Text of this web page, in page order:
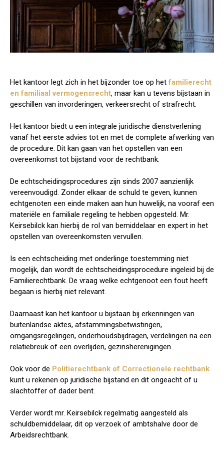
Het kantoor legt zich in het bijzonder toe op hetfamilierecht
en familiaal vermogensrecht, maar kan u tevens bijstaan in
geschillen van invorderingen, verkeersrecht of strafrecht.
Het kantoor biedt u een integrale juridische dienstverlening
vanaf het eerste advies tot en met de complete afwerking van
de procedure. Dit kan gaan van het opstellen van een
overeenkomst tot bijstand voor de rechtbank.
De echtscheidingsprocedures zijn sinds 2007 aanzienlijk
vereenvoudigd. Zonder elkaar de schuld te geven, kunnen
echtgenoten een einde maken aan hun huwelijk, na vooraf een
materiële en familiale regeling te hebben opgesteld. Mr.
Keirsebilck kan hierbij de rol van bemiddelaar en expert in het
opstellen van overeenkomsten vervullen.
Is een echtscheiding met onderlinge toestemming niet
mogelijk, dan wordt de echtscheidingsprocedure ingeleid bij de
Familierechtbank. De vraag welke echtgenoot een fout heeft
begaan is hierbij niet relevant.
Daarnaast kan het kantoor u bijstaan bij erkenningen van
buitenlandse aktes, afstammingsbetwistingen,
omgangsregelingen, onderhoudsbijdragen, verdelingen na een
relatiebreuk of een overlijden, gezinsherenigingen…
Ook voor de Politierechtbank of Correctionele rechtbank
kunt u rekenen op juridische bijstand en dit ongeacht of u
slachtoffer of dader bent.
Verder wordt mr. Keirsebilck regelmatig aangesteld als
schuldbemiddelaar, dit op verzoek of ambtshalve door de
Arbeidsrechtbank.